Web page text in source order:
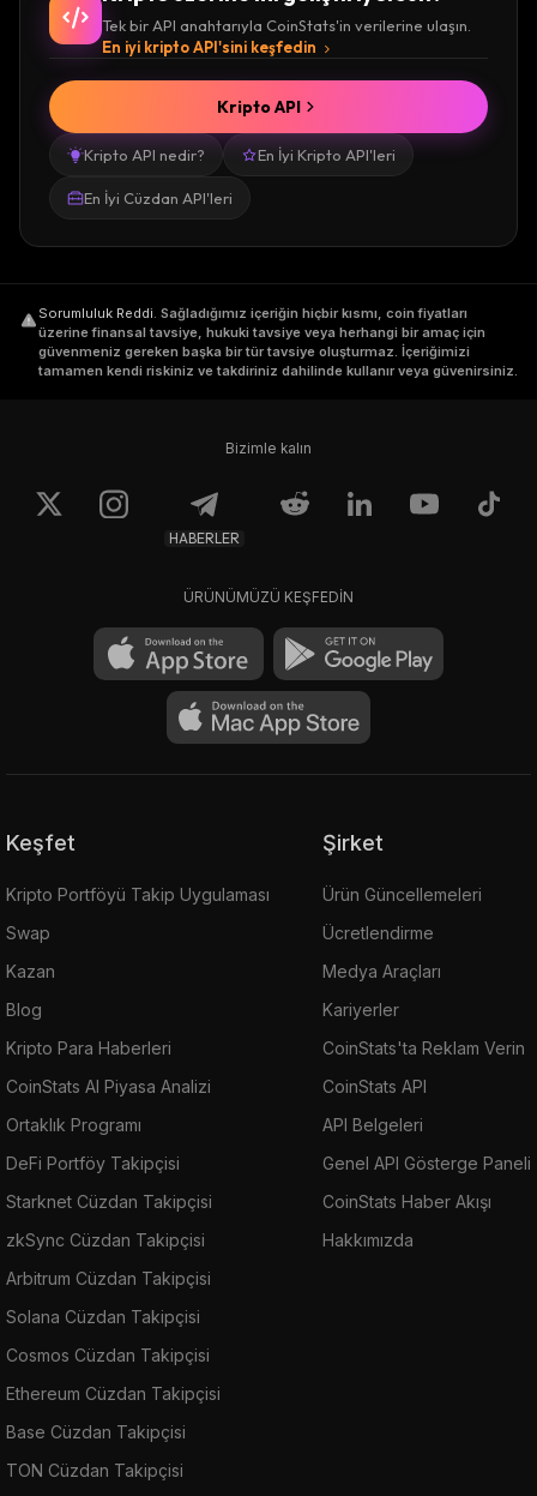
Tek bir API anahtarıyla CoinStats'in verilerine ulaşın.
En iyi kripto API'sini keşfedin
Kripto API nedir? En İyi Kripto API'leri
En İyi Cüzdan API'leri
Kripto API
Sorumluluk Reddi. Sağladığımız içeriğin hiçbir kısmı, coin fiyatları
üzerine finansal tavsiye, hukuki tavsiye veya herhangi bir amaç için
güvenmeniz gereken başka bir tür tavsiye oluşturmaz. İçeriğimizi
tamamen kendi riskiniz ve takdiriniz dahilinde kullanır veya güvenirsiniz.
Bizimle kalın
HABERLER
ÜRÜNÜMÜZÜ KEŞFEDİN
Keşfet
Kripto Portföyü Takip Uygulaması
Swap
Kazan
Blog
Kripto Para Haberleri
CoinStats AI Piyasa Analizi
Ortaklık Programı
DeFi Portföy Takipçisi
Starknet Cüzdan Takipçisi
zkSync Cüzdan Takipçisi
Arbitrum Cüzdan Takipçisi
Solana Cüzdan Takipçisi
Cosmos Cüzdan Takipçisi
Ethereum Cüzdan Takipçisi
Base Cüzdan Takipçisi
TON Cüzdan Takipçisi
Şirket
Ürün Güncellemeleri
Ücretlendirme
Medya Araçları
Kariyerler
CoinStats'ta Reklam Verin
CoinStats API
API Belgeleri
Genel API Gösterge Paneli
CoinStats Haber Akışı
Hakkımızda